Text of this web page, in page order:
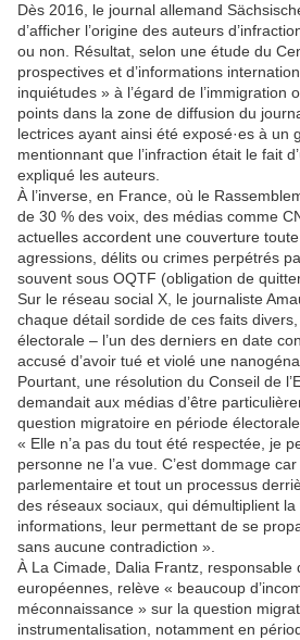
Dès 2016, le journal allemand
d’afficher l’origine des auteurs
ou non. Résultat, selon une étude du
prospectives et d’informations
inquiétudes » à l’égard de l’immigration
points dans la zone de diffusion du
lectrices ayant ainsi été exposé·es à un
mentionnant que l’infraction était le fait
expliqué les auteurs.
À l’inverse, en France, où le
de 30 % des voix, des médias comme
actuelles accordent une couverture
agressions, délits ou crimes perpétrés
souvent sous OQTF (obligation de
Sur le réseau social X, le journaliste
chaque détail sordide de ces faits
électorale – l’un des derniers en date
accusé d’avoir tué et violé une
Pourtant, une résolution du Conseil de
demandait aux médias d’être
question migratoire en période
« Elle n’a pas du tout été respectée, je
personne ne l’a vue. C’est dommage
parlementaire et tout un processus
des réseaux sociaux, qui démultiplient
informations, leur permettant de se
sans aucune contradiction ».
À La Cimade, Dalia Frantz, responsable
européennes, relève « beaucoup
méconnaissance » sur la question
instrumentalisation, notamment en